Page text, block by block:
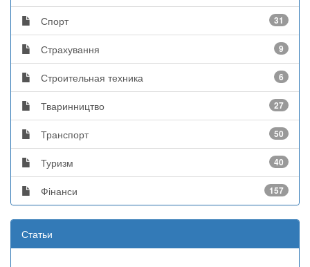
Спорт 31
Страхування 9
Строительная техника 6
Тваринництво 27
Транспорт 50
Туризм 40
Фінанси 157
Статьи